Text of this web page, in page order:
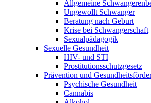
Allgemeine
Ungewollt Schwanger
Beratung nach Geburt
Krise bei Schwangerschaft
Sexualpädagogik
Sexuelle Gesundheit
HIV- und STI
Prostitutionsschutzgesetz
Prävention und
Psychische Gesundheit
Cannabis